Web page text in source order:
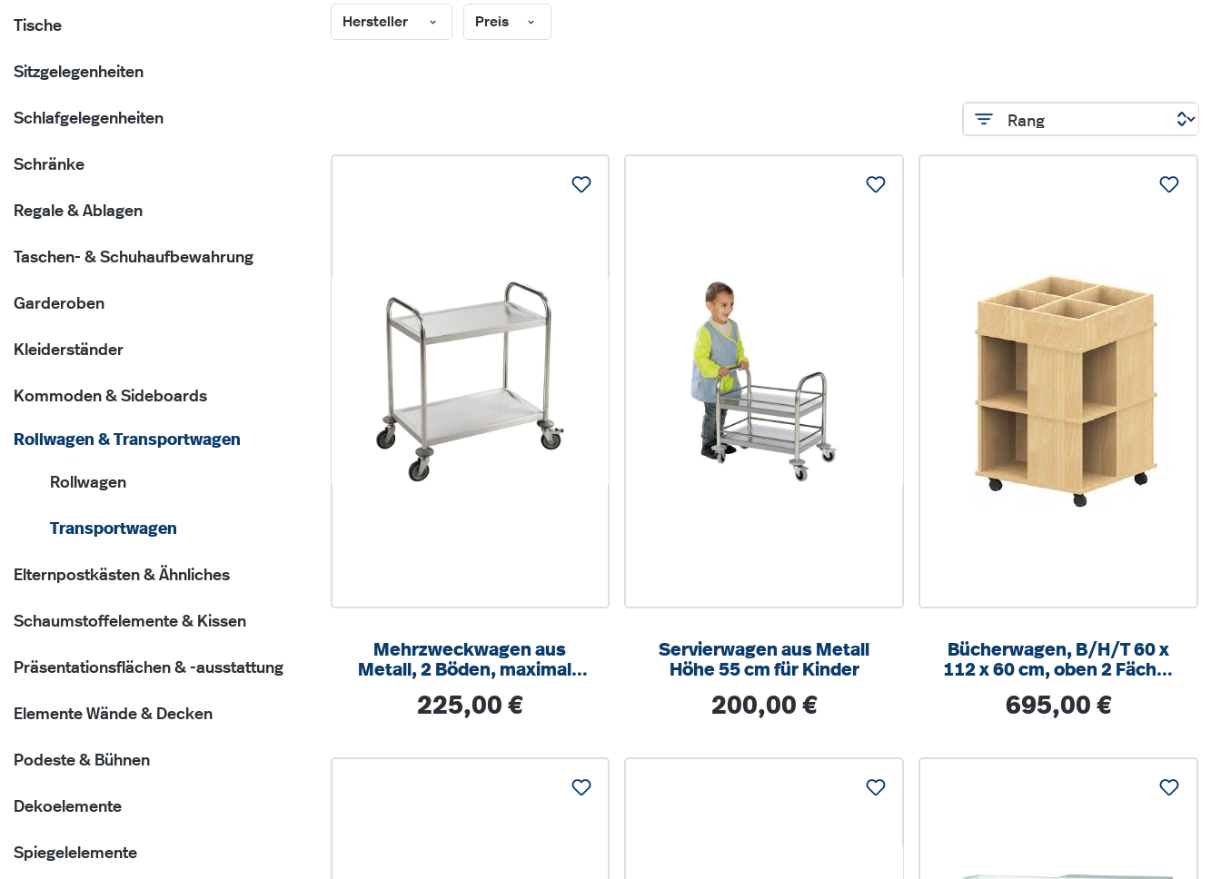
Tische
Sitzgelegenheiten
Schlafgelegenheiten
Schränke
Regale & Ablagen
Taschen- & Schuhaufbewahrung
Garderoben
Kleiderständer
Kommoden & Sideboards
Rollwagen & Transportwagen
Rollwagen
Transportwagen
Elternpostkästen & Ähnliches
Schaumstoffelemente & Kissen
Präsentationsflächen & -ausstattung
Elemente Wände & Decken
Podeste & Bühnen
Dekoelemente
Spiegelelemente
Hersteller Preis
Mehrzweckwagen aus
Metall, 2 Böden, maximale
Regulärer Preis:
225,00 €
Servierwagen aus Metall
Höhe 55 cm für Kinder
Regulärer Preis:
200,00 €
Bücherwagen, B/H/T 60 x
112 x 60 cm, oben 2 Fächer
große
Regulärer Preis:
695,00 €